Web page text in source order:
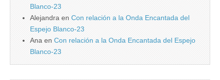
Blanco-23
Alejandra en Con relación a la Onda Encantada del
Espejo Blanco-23
Ana en Con relación a la Onda Encantada del Espejo
Blanco-23